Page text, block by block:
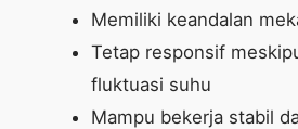
Memiliki keandalan
Tetap responsif
fluktuasi suhu
Mampu bekerja stabil